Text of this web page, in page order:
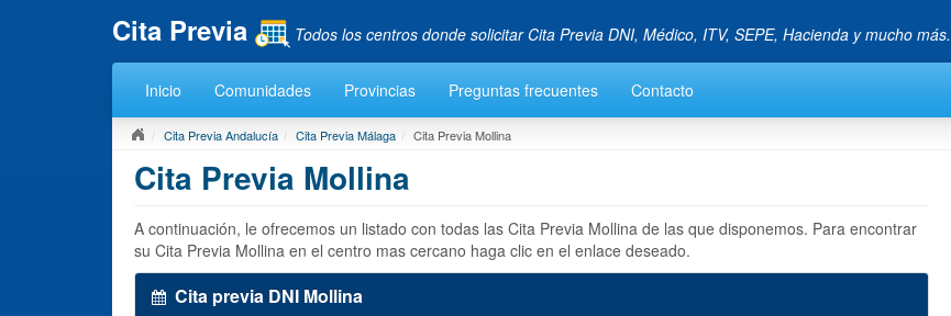
Cita Previa Todos los centros donde solicitar Cita Previa DNI, Médico, ITV, SEPE, Hacienda y mucho más.
Inicio Comunidades Provincias Preguntas frecuentes Contacto
Cita Previa Andalucía Cita Previa Málaga Cita Previa Mollina
Cita Previa Mollina
A continuación, le ofrecemos un listado con todas las Cita Previa Mollina de las que disponemos. Para encontrar
su Cita Previa Mollina en el centro mas cercano haga clic en el enlace deseado.
Cita previa DNI Mollina